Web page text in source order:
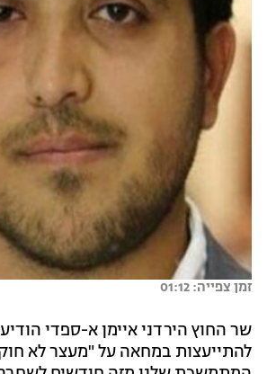
זמן צפייה: 01:12
שר החוץ הירדני איימן א-ספדי
להתייעצות במחאה על "מעצר לא